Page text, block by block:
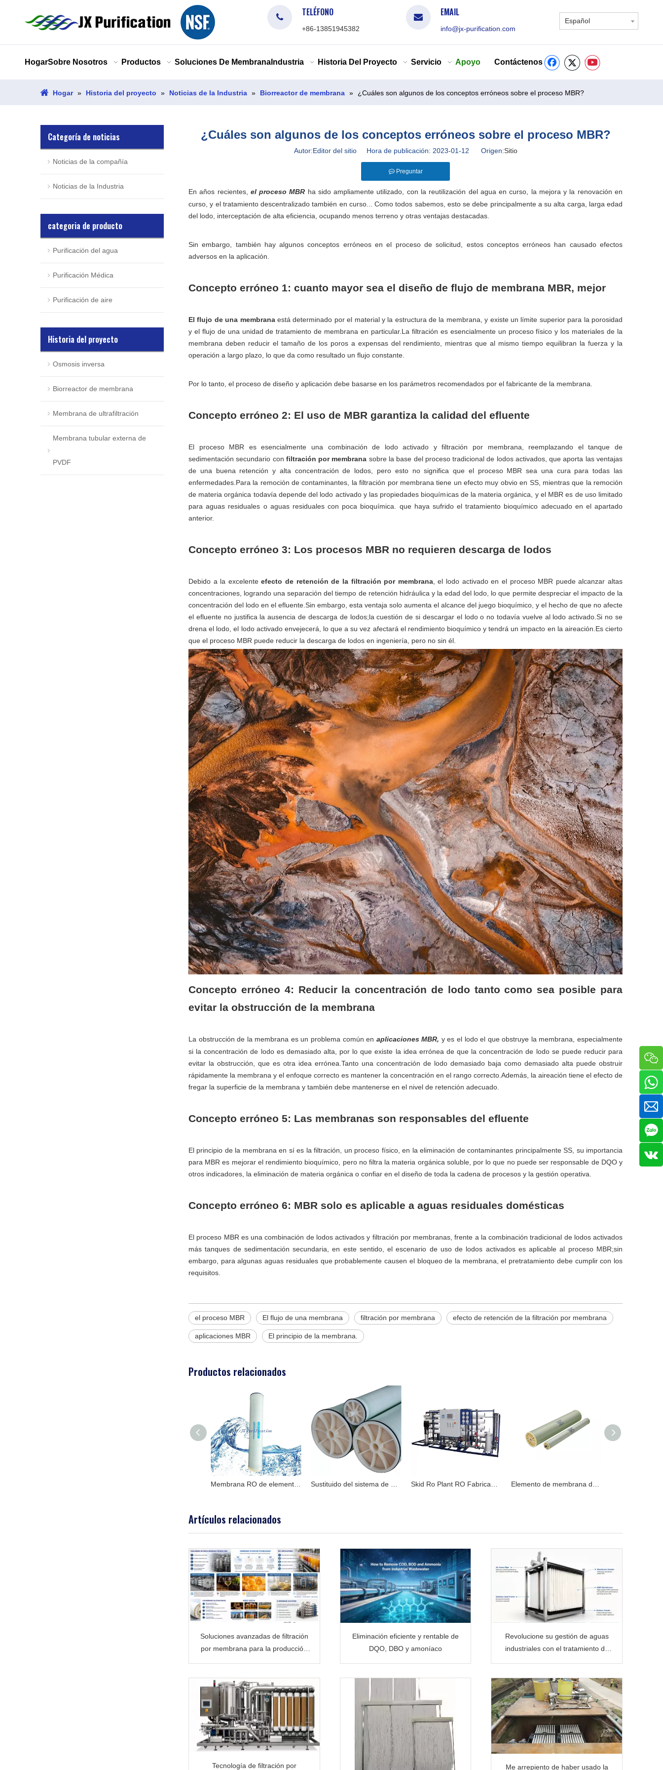
TELÉFONO
+86-13851945382
EMAIL
info@jx-purification.com
Español
HogarSobre Nosotros Productos Soluciones De Membrana Industria Historia Del Proyecto Servicio Apoyo Contáctenos
Hogar » Historia del proyecto » Noticias de la Industria » Biorreactor de membrana » ¿Cuáles son algunos de los conceptos erróneos sobre el proceso MBR?
Categoría de noticias
Noticias de la compañía
Noticias de la Industria
categoria de producto
Purificación del agua
Purificación Médica
Purificación de aire
Historia del proyecto
Osmosis inversa
Biorreactor de membrana
Membrana de ultrafiltración
Membrana tubular externa de
PVDF
¿Cuáles son algunos de los conceptos erróneos sobre el proceso MBR?
Autor:Editor del sitio Hora de publicación: 2023-01-12 Origen:Sitio
Preguntar
En años recientes, el proceso MBR ha sido ampliamente utilizado, con la reutilización del agua en curso, la mejora y la renovación en
curso, y el tratamiento descentralizado también en curso... Como todos sabemos, esto se debe principalmente a su alta carga, larga edad
del lodo, interceptación de alta eficiencia, ocupando menos terreno y otras ventajas destacadas.
Sin embargo, también hay algunos conceptos erróneos en el proceso de solicitud, estos conceptos erróneos han causado efectos
adversos en la aplicación.
Concepto erróneo 1: cuanto mayor sea el diseño de flujo de membrana MBR, mejor
El flujo de una membranaestá determinado por el material y la estructura de la membrana, y existe un límite superior para la porosidad
y el flujo de una unidad de tratamiento de membrana en particular.La filtración es esencialmente un proceso físico y los materiales de la
membrana deben reducir el tamaño de los poros a expensas del rendimiento, mientras que al mismo tiempo equilibran la fuerza y ​​la
operación a largo plazo, lo que da como resultado un flujo constante.
Por lo tanto, el proceso de diseño y aplicación debe basarse en los parámetros recomendados por el fabricante de la membrana.
Concepto erróneo 2: El uso de MBR garantiza la calidad del efluente
El proceso MBR es esencialmente una combinación de lodo activado y filtración por membrana, reemplazando el tanque de
sedimentación secundario con filtración por membrana sobre la base del proceso tradicional de lodos activados, que aporta las ventajas
de una buena retención y alta concentración de lodos, pero esto no significa que el proceso MBR sea una cura para todas las
enfermedades.Para la remoción de contaminantes, la filtración por membrana tiene un efecto muy obvio en SS, mientras que la remoción
de materia orgánica todavía depende del lodo activado y las propiedades bioquímicas de la materia orgánica, y el MBR es de uso limitado
para aguas residuales o aguas residuales con poca bioquímica. que haya sufrido el tratamiento bioquímico adecuado en el apartado
anterior.
Concepto erróneo 3: Los procesos MBR no requieren descarga de lodos
Debido a la excelenteefecto de retención de la filtración por membrana, el lodo activado en el proceso MBR puede alcanzar altas
concentraciones, logrando una separación del tiempo de retención hidráulica y la edad del lodo, lo que permite despreciar el impacto de la
concentración del lodo en el efluente.Sin embargo, esta ventaja solo aumenta el alcance del juego bioquímico, y el hecho de que no afecte
el efluente no justifica la ausencia de descarga de lodos;la cuestión de si descargar el lodo o no todavía vuelve al lodo activado.Si no se
drena el lodo, el lodo activado envejecerá, lo que a su vez afectará el rendimiento bioquímico y tendrá un impacto en la aireación.Es cierto
que el proceso MBR puede reducir la descarga de lodos en ingeniería, pero no sin él.
Concepto erróneo 4: Reducir la concentración de lodo tanto como sea posible para
evitar la obstrucción de la membrana
La obstrucción de la membrana es un problema común en aplicaciones MBR, y es el lodo el que obstruye la membrana, especialmente
si la concentración de lodo es demasiado alta, por lo que existe la idea errónea de que la concentración de lodo se puede reducir para
evitar la obstrucción, que es otra idea errónea.Tanto una concentración de lodo demasiado baja como demasiado alta puede obstruir
rápidamente la membrana y el enfoque correcto es mantener la concentración en el rango correcto.Además, la aireación tiene el efecto de
fregar la superficie de la membrana y también debe mantenerse en el nivel de retención adecuado.
Concepto erróneo 5: Las membranas son responsables del efluente
El principio de la membrana en sí es la filtración, un proceso físico, en la eliminación de contaminantes principalmente SS, su importancia
para MBR es mejorar el rendimiento bioquímico, pero no filtra la materia orgánica soluble, por lo que no puede ser responsable de DQO y
otros indicadores, la eliminación de materia orgánica o confiar en el diseño de toda la cadena de procesos y la gestión operativa.
Concepto erróneo 6: MBR solo es aplicable a aguas residuales domésticas
El proceso MBR es una combinación de lodos activados y filtración por membranas, frente a la combinación tradicional de lodos activados
más tanques de sedimentación secundaria, en este sentido, el escenario de uso de lodos activados es aplicable al proceso MBR;sin
embargo, para algunas aguas residuales que probablemente causen el bloqueo de la membrana, el pretratamiento debe cumplir con los
requisitos.
el proceso MBR El flujo de una membrana filtración por membrana efecto de retención de la filtración por membrana
aplicaciones MBR El principio de la membrana.
Productos relacionados
Membrana RO de elemento de membrana de ósmosis inversa de baja presión serie JXLP8040--400 Sustituido del sistema de ósmosis inversa para Toray, Hydranautics Skid Ro Plant RO Fabricante del sistema en China en agua salobre y agua de pozo profundo Elemento de membrana de ósmosis inversa (RO) de agua de mar de baja energía de la serie TM800V Venta caliente
Artículos relacionados
Soluciones avanzadas de filtración
por membrana para la producción
Eliminación eficiente y rentable de
DQO, DBO y amoníaco
Revolucione su gestión de aguas
industriales con el tratamiento de
Tecnología de filtración por Me arrepiento de haber usado la